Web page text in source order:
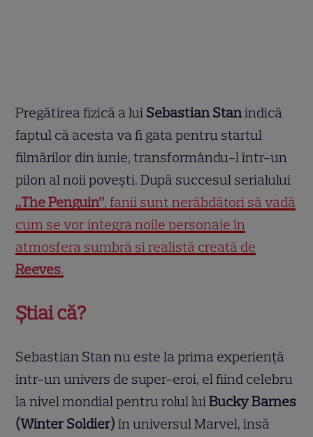
Pregătirea fizică a lui Sebastian Stanindică
faptul că acesta va fi gata pentru startul
filmărilor din iunie, transformându-l într-un
pilon al noii povești. După succesul serialului
„The Penguin”, fanii sunt nerăbdători să vadă
cum se vor integra noile personaje în
atmosfera sumbră și realistă creată de
Reeves.
Știai că?
Sebastian Stan nu este la prima experiență
într-un univers de super-eroi, el fiind celebru
la nivel mondial pentru rolul luiBucky Barnes
(Winter Soldier) în universul Marvel, însă